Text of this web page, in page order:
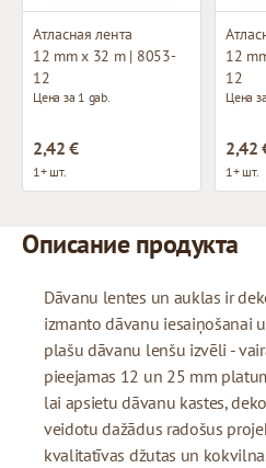
Атласная лента
12 mm x 32 m | 8053-
12
Цена за 1 gab.
2,42 €
1+ шт.
12
12
Цена
2,42
1+ шт.
Описание продукта
Dāvanu lentes un auklas ir
izmanto dāvanu iesaiņošanai
plašu dāvanu lenšu izvēli -
pieejamas 12 un 25 mm
lai apsietu dāvanu kastes,
veidotu dažādus radošus
kvalitatīvas džutas un